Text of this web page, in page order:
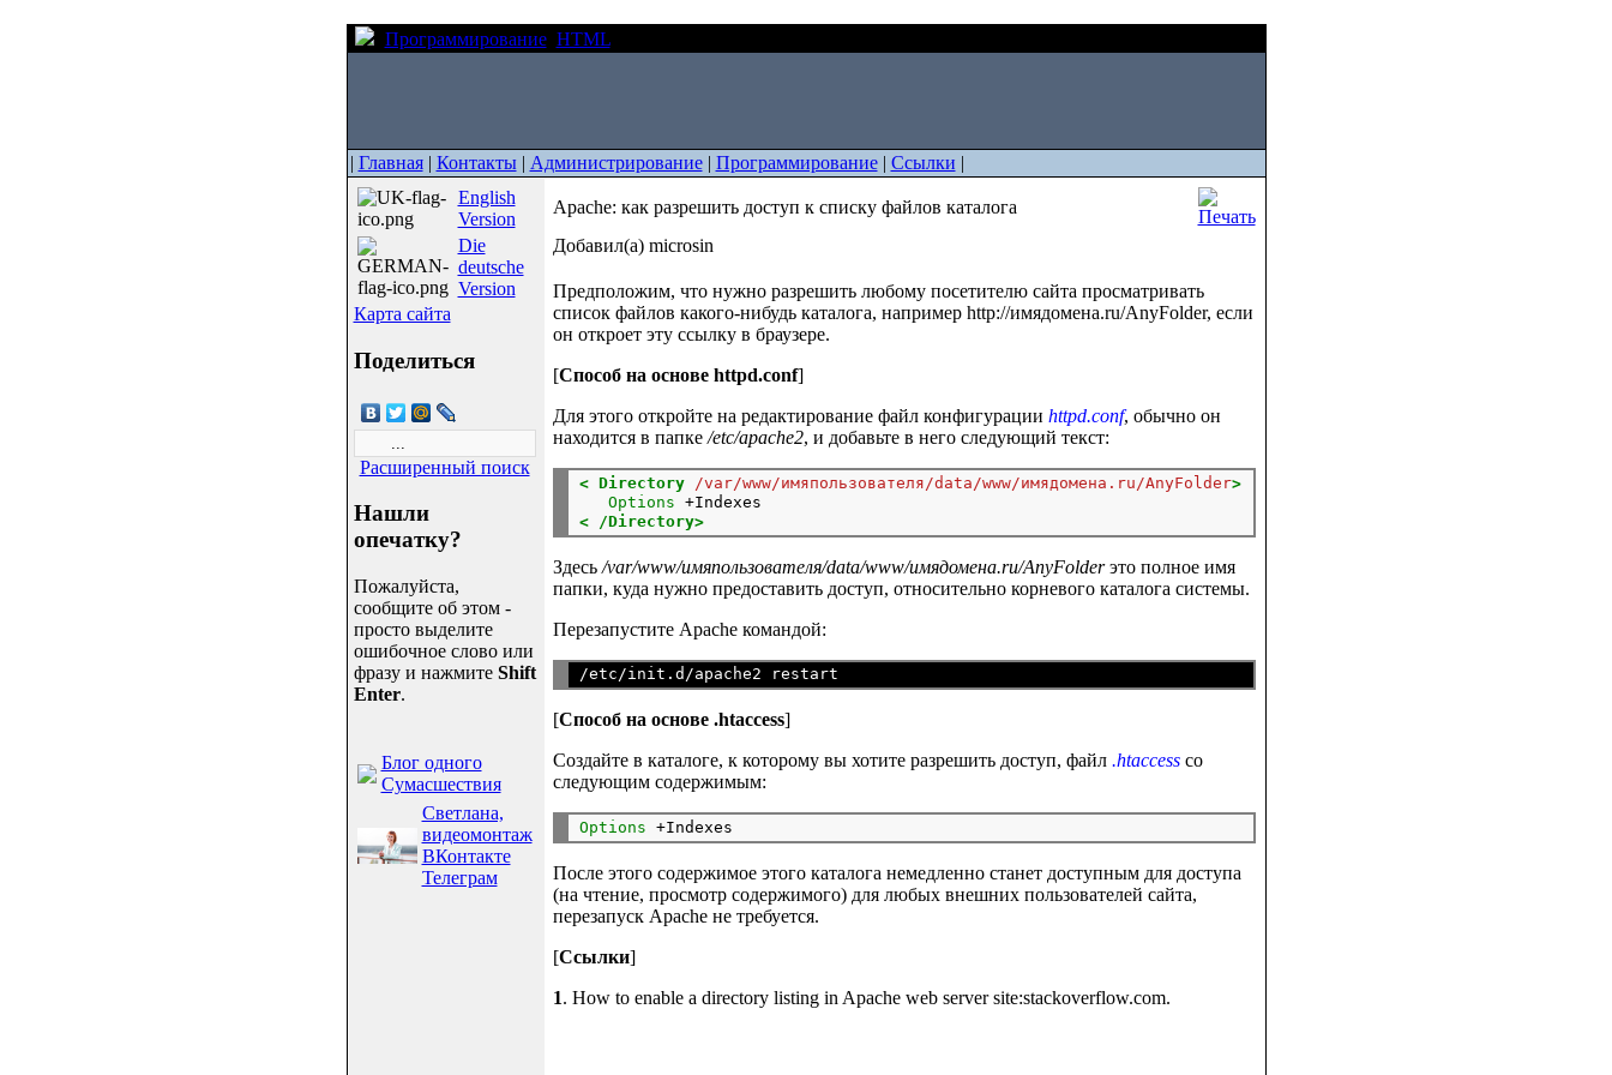
Программирование HTML
| Главная| Контакты| Администрирование| Программирование| Ссылки |
English
Version
Die
deutsche
Version
Карта сайта
Поделиться
Расширенный поиск
Нашли
опечатку?
Пожалуйста,
сообщите об этом -
просто выделите
ошибочное слово или
фразу и нажмите Shift
Enter.
Блог одного
Сумасшествия
Светлана,
видеомонтаж
ВКонтакте
Телеграм
Apache: как разрешить доступ к списку файлов каталога
Добавил(а) microsin
Предположим, что нужно разрешить любому посетителю сайта просматривать
список файлов какого-нибудь каталога, например http://имядомена.ru/AnyFolder, если
он откроет эту ссылку в браузере.
[Способ на основе httpd.conf]
Для этого откройте на редактирование файл конфигурации httpd.conf, обычно он
находится в папке /etc/apache2, и добавьте в него следующий текст:
< Directory /var/www/имяпользователя/data/www/имядомена.ru/AnyFolder>
Options +Indexes
< /Directory>
Здесь /var/www/имяпользователя/data/www/имядомена.ru/AnyFolderэто полное имя
папки, куда нужно предоставить доступ, относительно корневого каталога системы.
Перезапустите Apache командой:
[Способ на основе .htaccess]
Создайте в каталоге, к которому вы хотите разрешить доступ, файл .htaccessсо
следующим содержимым:
Options +Indexes
После этого содержимое этого каталога немедленно станет доступным для доступа
(на чтение, просмотр содержимого) для любых внешних пользователей сайта,
перезапуск Apache не требуется.
[Ссылки]
1. How to enable a directory listing in Apache web server site:stackoverflow.com.